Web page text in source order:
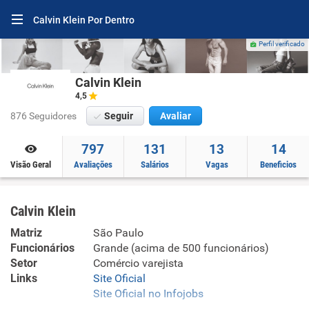
Calvin Klein Por Dentro
Perfil verificado
Calvin Klein
4,5
876 Seguidores Seguir Avaliar
Visão Geral
797
Avaliações
131
Salários
13
Vagas
14
Beneficios
Calvin Klein
Matriz
São Paulo
Funcionários
Grande (acima de 500 funcionários)
Setor
Comércio varejista
Links
Site Oficial
Site Oficial no Infojobs